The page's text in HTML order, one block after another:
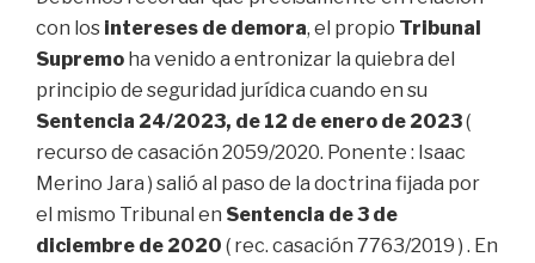
con los intereses de demora, el propio Tribunal
Supremo ha venido a entronizar la quiebra del
principio de seguridad jurídica cuando en su
Sentencia 24/2023, de 12 de enero de 2023(
recurso de casación 2059/2020. Ponente : Isaac
Merino Jara ) salió al paso de la doctrina fijada por
el mismo Tribunal en Sentencia de 3 de
diciembre de 2020 ( rec. casación 7763/2019 ) . En